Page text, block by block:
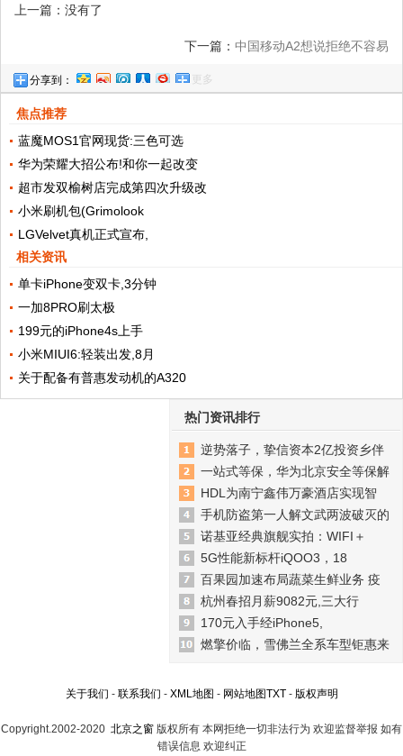
上一篇：没有了
下一篇： 中国移动A2想说拒绝不容易
分享到： 更多
焦点推荐
蓝魔MOS1官网现货:三色可选
华为荣耀大招公布!和你一起改变
超市发双榆树店完成第四次升级改
小米刷机包(Grimolook
LGVelvet真机正式宣布,
相关资讯
单卡iPhone变双卡,3分钟
一加8PRO刷太极
199元的iPhone4s上手
小米MIUI6:轻装出发,8月
关于配备有普惠发动机的A320
热门资讯排行
逆势落子，挚信资本2亿投资乡伴
一站式等保，华为北京安全等保解
HDL为南宁鑫伟万豪酒店实现智
手机防盗第一人解文武两波破灭的
诺基亚经典旗舰实拍：WIFI＋
5G性能新标杆iQOO3，18
百果园加速布局蔬菜生鲜业务 疫
杭州春招月薪9082元,三大行
170元入手经iPhone5,
燃擎价临，雪佛兰全系车型钜惠来
关于我们 - 联系我们 - XML地图 - 网站地图TXT- 版权声明
Copyright.2002-2020 北京之窗 版权所有 本网拒绝一切非法行为 欢迎监督举报 如有
错误信息 欢迎纠正